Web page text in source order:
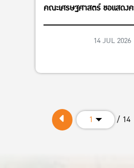
คณะเศรษฐศาสตร์ ขอแสดง
14 JUL 2026
1 / 14